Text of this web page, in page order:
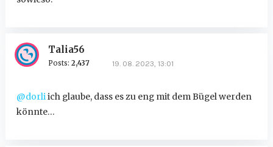
Talia56
Posts: 2,437 19. 08. 2023, 13:01
@dorliich glaube, dass es zu eng mit dem Bügel werden
könnte…